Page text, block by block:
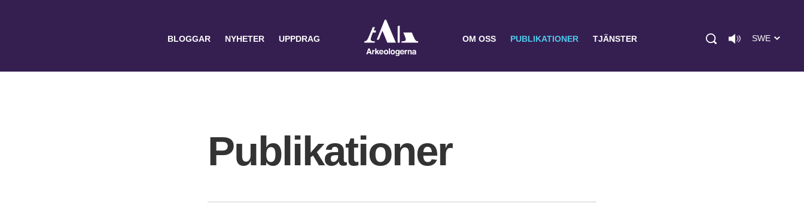
BLOGGAR NYHETER UPPDRAG OM OSS PUBLIKATIONER TJÄNSTER SWE
Publikationer